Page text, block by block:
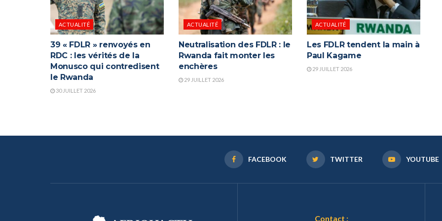
ACTUALITÉ
39 « FDLR » renvoyés en
RDC : les vérités de la
Monusco qui contredisent
le Rwanda
30 JUILLET 2026
ACTUALITÉ
Neutralisation des FDLR : le
Rwanda fait monter les
enchères
29 JUILLET 2026
ACTUALITÉ
Les FDLR tendent la main à
Paul Kagame
29 JUILLET 2026
FACEBOOK TWITTER YOUTUBE
Contact :